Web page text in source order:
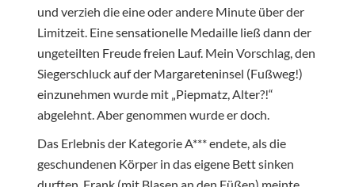
und verzieh die eine oder andere Minute über der
Limitzeit. Eine sensationelle Medaille ließ dann der
ungeteilten Freude freien Lauf. Mein Vorschlag, den
Siegerschluck auf der Margareteninsel (Fußweg!)
einzunehmen wurde mit „Piepmatz, Alter?!“
abgelehnt. Aber genommen wurde er doch.
Das Erlebnis der Kategorie A*** endete, als die
geschundenen Körper in das eigene Bett sinken